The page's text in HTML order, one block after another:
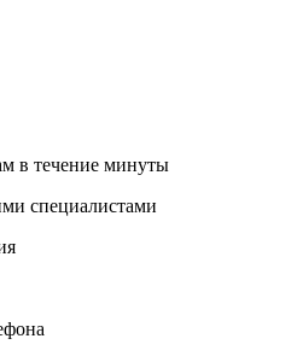
в течение минуты
специалистами